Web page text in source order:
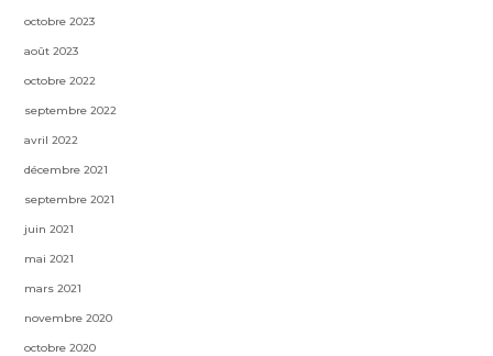
octobre 2023
août 2023
octobre 2022
septembre 2022
avril 2022
décembre 2021
septembre 2021
juin 2021
mai 2021
mars 2021
novembre 2020
octobre 2020